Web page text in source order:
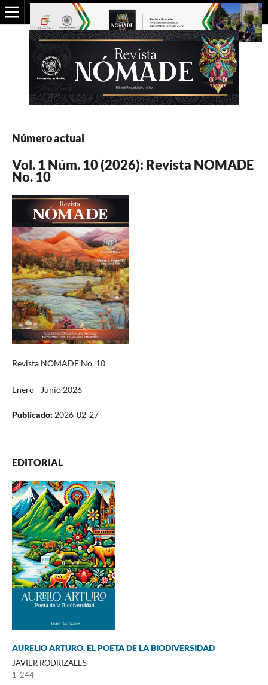
Número actual
Vol. 1 Núm. 10 (2026): Revista NOMADE
No. 10
Revista NOMADE No. 10
Enero - Junio 2026
Publicado: 2026-02-27
EDITORIAL
AURELIO ARTURO. EL POETA DE LA BIODIVERSIDAD
JAVIER RODRIZALES
1-244